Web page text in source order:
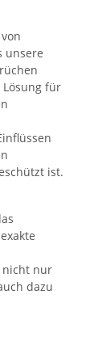
unsere
für
ist.
nicht nur
dazu